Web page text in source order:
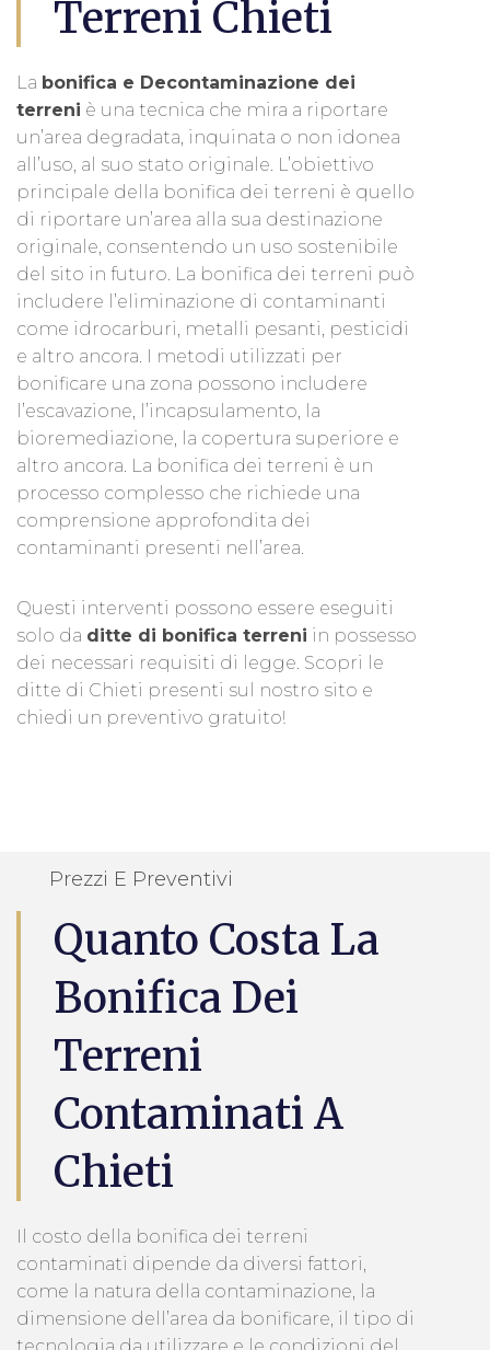
Terreni Chieti
La bonifica e Decontaminazione dei
terreni è una tecnica che mira a riportare
un’area degradata, inquinata o non idonea
all’uso, al suo stato originale. L’obiettivo
principale della bonifica dei terreni è quello
di riportare un’area alla sua destinazione
originale, consentendo un uso sostenibile
del sito in futuro. La bonifica dei terreni può
includere l’eliminazione di contaminanti
come idrocarburi, metalli pesanti, pesticidi
e altro ancora. I metodi utilizzati per
bonificare una zona possono includere
l’escavazione, l’incapsulamento, la
bioremediazione, la copertura superiore e
altro ancora. La bonifica dei terreni è un
processo complesso che richiede una
comprensione approfondita dei
contaminanti presenti nell’area.
Questi interventi possono essere eseguiti
solo da ditte di bonifica terreni in possesso
dei necessari requisiti di legge. Scopri le
ditte di Chieti presenti sul nostro sito e
chiedi un preventivo gratuito!
Prezzi E Preventivi
Quanto Costa La
Bonifica Dei
Terreni
Contaminati A
Chieti
Il costo della bonifica dei terreni
contaminati dipende da diversi fattori,
come la natura della contaminazione, la
dimensione dell’area da bonificare, il tipo di